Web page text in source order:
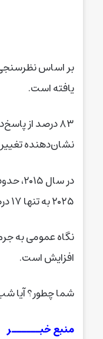
بر اساس
یافته است.
۸۳ درصد از
نشان‌دهنده
۲۰۲۵ به تنها ۱۷ درصد کاهش یافته است.
افزایش است.
شما چطور؟ آیا
منبع خبــــــر